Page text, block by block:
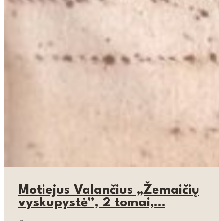
Motiejus Valančius „Žemaičių
vyskupystė”, 2 tomai,…